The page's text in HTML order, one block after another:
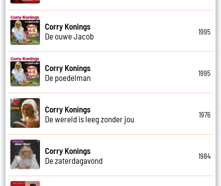
Corry Konings
De ouwe Jacob
1995
Corry Konings
De poedelman
1995
Corry Konings
De wereld is leeg zonder jou
1976
Corry Konings
De zaterdagavond
1984